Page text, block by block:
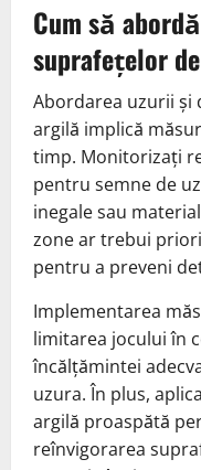
Cum să
suprafețelor
Abordarea uzurii
argilă implică
timp. Monitorizați
pentru semne de
inegale sau
zone ar trebui
pentru a preveni
Implementarea
limitarea jocului în
încălțămintei
uzura. În plus,
argilă proaspătă
reînvigorarea